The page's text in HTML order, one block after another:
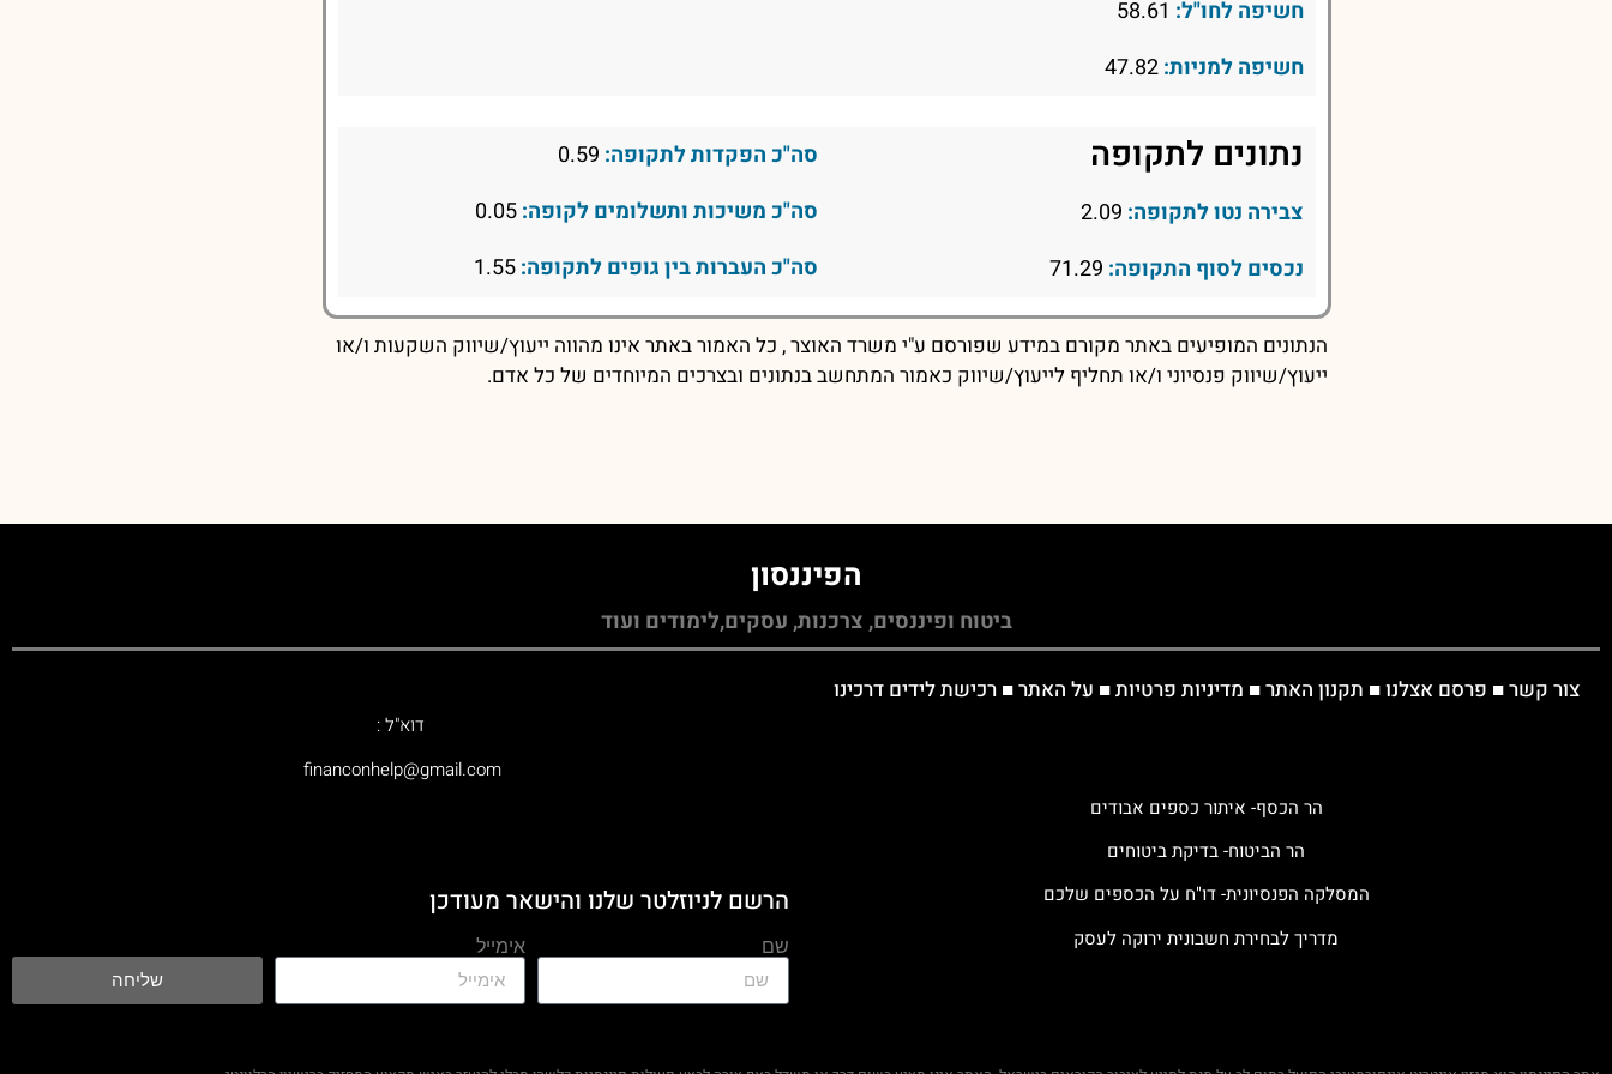
חשיפה לחו"ל:
חשיפה למניות:
נתונים לתקופה
צבירה נטו לתקופה:
נכסים לסוף התקופה:
סה"כ הפקדות לתקופה:
סה"כ משיכות ותשלומים לקופה:0.05
סה"כ העברות בין גופים לתקופה:1.55
הנתונים המופיעים באתר מקורם במידע שפורסם ע"י משרד האוצר , כל האמור באתר אינו מהווה ייעוץ/שיווק השקעות ו/או
ייעוץ/שיווק פנסיוני ו/או תחליף לייעוץ/שיווק כאמור המתחשב בנתונים ובצרכים המיוחדים של כל אדם.
הפיננסון
ביטוח ופיננסים, צרכנות, עסקים,לימודים ועוד
צור קשר■ פרסם אצלנו■ תקנון האתר■ מדיניות פרטיות■ על האתר■רכישת לידים דרכינו
הר הכסף- איתור כספים אבודים
הר הביטוח- בדיקת ביטוחים
המסלקה הפנסיונית- דו"ח על הכספים שלכם
מדריך לבחירת חשבונית ירוקה לעסק
דוא"ל :
‫financonhelp@gmail.com‬
הרשם לניוזלטר שלנו והישאר מעודכן
שם אימייל
שליחה